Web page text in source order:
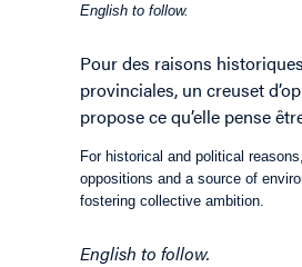
English to follow.
Pour des raisons
provinciales, un creuset
propose ce qu’elle pense
For historical and political
oppositions and a source of
fostering collective ambition.
English to follow.